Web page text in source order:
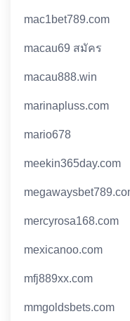
mac1bet789.com
macau69 สมัคร
macau888.win
marinapluss.com
mario678
meekin365day.com
mercyrosa168.com
mexicanoo.com
mfj889xx.com
mmgoldsbets.com